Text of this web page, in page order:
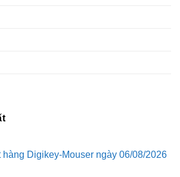
Digikey-Mouser ngày 06/08/2026